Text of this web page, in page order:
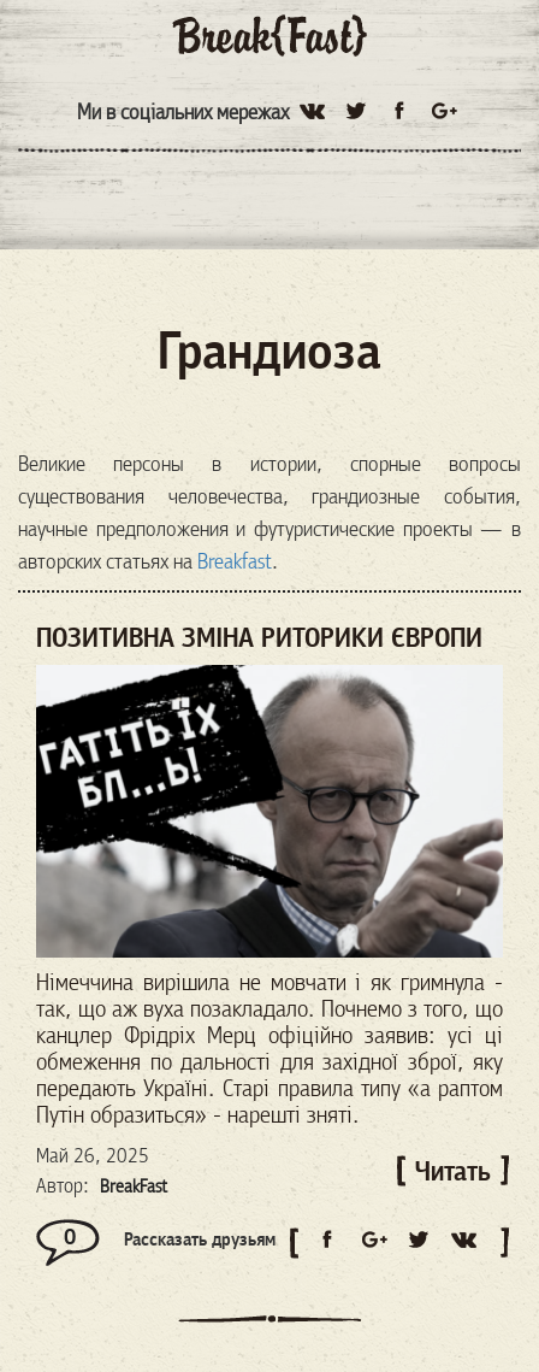
Ми в соціальних мережах
Грандиоза
Великие персоны в истории, спорные вопросы
существования человечества, грандиозные события,
научные предположения и футуристические проекты — в
авторских статьях на Breakfast.
ПОЗИТИВНА ЗМІНА РИТОРИКИ ЄВРОПИ
Німеччина вирішила не мовчати і як гримнула -
так, що аж вуха позакладало. Почнемо з того, що
канцлер Фрідріх Мерц офіційно заявив: усі ці
обмеження по дальності для західної зброї, яку
передають Україні. Старі правила типу «а раптом
Путін образиться» - нарешті зняті.
Май 26, 2025
Автор:
BreakFast Читать
0 Рассказать друзьям